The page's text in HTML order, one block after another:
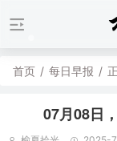
首页 / 每日早报 /
07月08日